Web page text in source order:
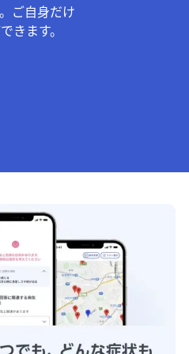
ご自身だけ
きます。